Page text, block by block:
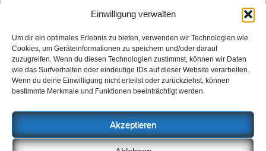
Einwilligung verwalten
Um dir ein optimales Erlebnis zu bieten, verwenden wir Technologien wie
Cookies, um Geräteinformationen zu speichern und/oder darauf
zuzugreifen. Wenn du diesen Technologien zustimmst, können wir Daten
wie das Surfverhalten oder eindeutige IDs auf dieser Website verarbeiten.
Wenn du deine Einwilligung nicht erteilst oder zurückziehst, können
bestimmte Merkmale und Funktionen beeinträchtigt werden.
Akzeptieren
Klaus Wowereit
Neukölln Oliver Nöll Oranienplatz Piraten Piratenpartei Polizeimeldungen
Redaktionsgespräch Senat SPD
Archiv
Archiv
Impressum